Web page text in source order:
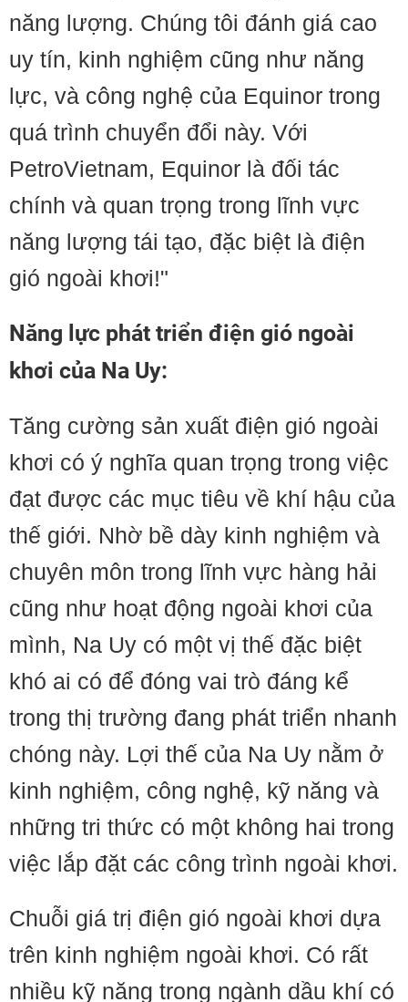
năng lượng. Chúng tôi đánh giá cao
uy tín, kinh nghiệm cũng như năng
lực, và công nghệ của Equinor trong
quá trình chuyển đổi này. Với
PetroVietnam, Equinor là đối tác
chính và quan trọng trong lĩnh vực
năng lượng tái tạo, đặc biệt là điện
gió ngoài khơi!"
Năng lực phát triển điện gió ngoài
khơi của Na Uy:
Tăng cường sản xuất điện gió ngoài
khơi có ý nghĩa quan trọng trong việc
đạt được các mục tiêu về khí hậu của
thế giới. Nhờ bề dày kinh nghiệm và
chuyên môn trong lĩnh vực hàng hải
cũng như hoạt động ngoài khơi của
mình, Na Uy có một vị thế đặc biệt
khó ai có để đóng vai trò đáng kể
trong thị trường đang phát triển nhanh
chóng này. Lợi thế của Na Uy nằm ở
kinh nghiệm, công nghệ, kỹ năng và
những tri thức có một không hai trong
việc lắp đặt các công trình ngoài khơi.
Chuỗi giá trị điện gió ngoài khơi dựa
trên kinh nghiệm ngoài khơi. Có rất
nhiều kỹ năng trong ngành dầu khí có